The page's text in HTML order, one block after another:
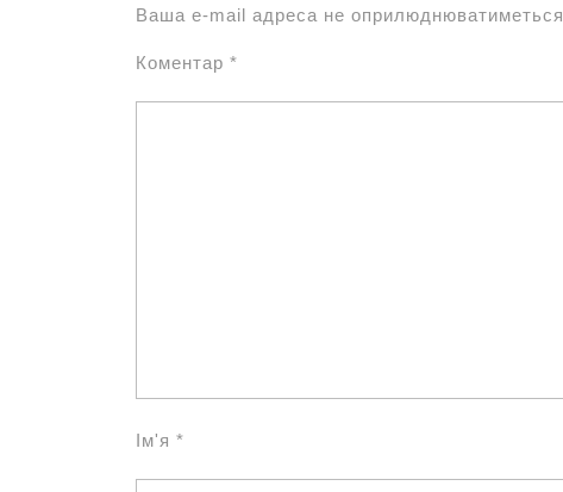
Ваша e-mail адреса не
Коментар *
Ім'я *